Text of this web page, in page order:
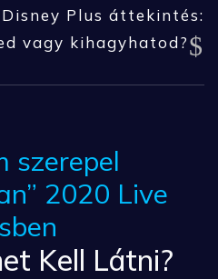
Plus áttekintés:
vagy kihagyhatod?
szerepel
2020 Live
Kell Látni?